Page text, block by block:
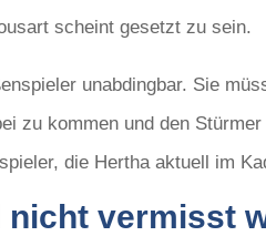
scheint gesetzt zu sein.
unabdingbar. Sie
zu kommen und den
die Hertha aktuell im
nicht vermisst